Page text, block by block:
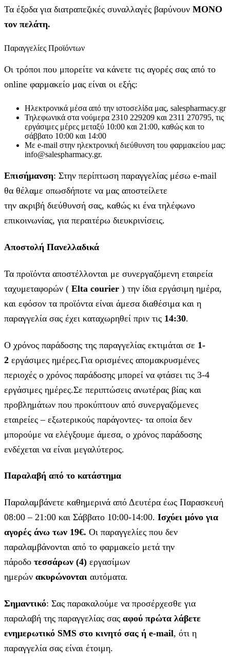
Τα έξοδα για διατραπεζικές συναλλαγές βαρύνουν MONO
τον πελάτη.
Παραγγελίες Προϊόντων
Οι τρόποι που μπορείτε να κάνετε τις αγορές σας από το
online φαρμακείο μας είναι οι εξής:
Ηλεκτρονικά μέσα από την ιστοσελίδα μας, salespharmacy.gr
Τηλεφωνικά στα νούμερα 2310 229209 και 2311 270795, τις
εργάσιμες μέρες μεταξύ 10:00 και 21:00, καθώς και το
σάββατο 10:00 και 14:00
Με e-mail στην ηλεκτρονική διεύθυνση του φαρμακείου μας:
info@salespharmacy.gr.
Επισήμανση: Στην περίπτωση παραγγελίας μέσω e-mail
θα θέλαμε οπωσδήποτε να μας αποστείλετε
την ακριβή διεύθυνσή σας, καθώς κι ένα τηλέφωνο
επικοινωνίας, για περαιτέρω διευκρινίσεις.
Αποστολή Πανελλαδικά
Τα προϊόντα αποστέλλονται με συνεργαζόμενη εταιρεία
ταχυμεταφορών ( Elta courier ) την ίδια εργάσιμη ημέρα,
και εφόσον τα προϊόντα είναι άμεσα διαθέσιμα και η
παραγγελία σας έχει καταχωρηθεί πριν τις 14:30.
Ο χρόνος παράδοσης της παραγγελίας εκτιμάται σε 1-
2 εργάσιμες ημέρες.Για ορισμένες απομακρυσμένες
περιοχές ο χρόνος παράδοσης μπορεί να φτάσει τις 3-4
εργάσιμες ημέρες.Σε περιπτώσεις ανωτέρας βίας και
προβλημάτων που προκύπτουν από συνεργαζόμενες
εταιρείες – εξωτερικούς παράγοντες- τα οποία δεν
μπορούμε να ελέγξουμε άμεσα, ο χρόνος παράδοσης
ενδέχεται να είναι μεγαλύτερος.
Παραλαβή από το κατάστημα
Παραλαμβάνετε καθημερινά από Δευτέρα έως Παρασκευή
08:00 – 21:00 και Σάββατο 10:00-14:00. Ισχύει μόνο για
αγορές άνω των 19€. Οι παραγγελίες που δεν
παραλαμβάνονται από το φαρμακείο μετά την
πάροδο τεσσάρων (4) εργασίμων
ημερών ακυρώνονται αυτόματα.
Σημαντικό: Σας παρακαλούμε να προσέρχεσθε για
παραλαβή της παραγγελίας σας αφού πρώτα λάβετε
ενημερωτικό SMS στο κινητό σας ή e-mail, ότι η
παραγγελία σας είναι έτοιμη.